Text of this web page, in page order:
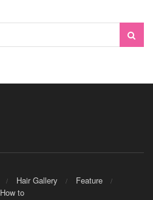
Hair Gallery
Feature
How to